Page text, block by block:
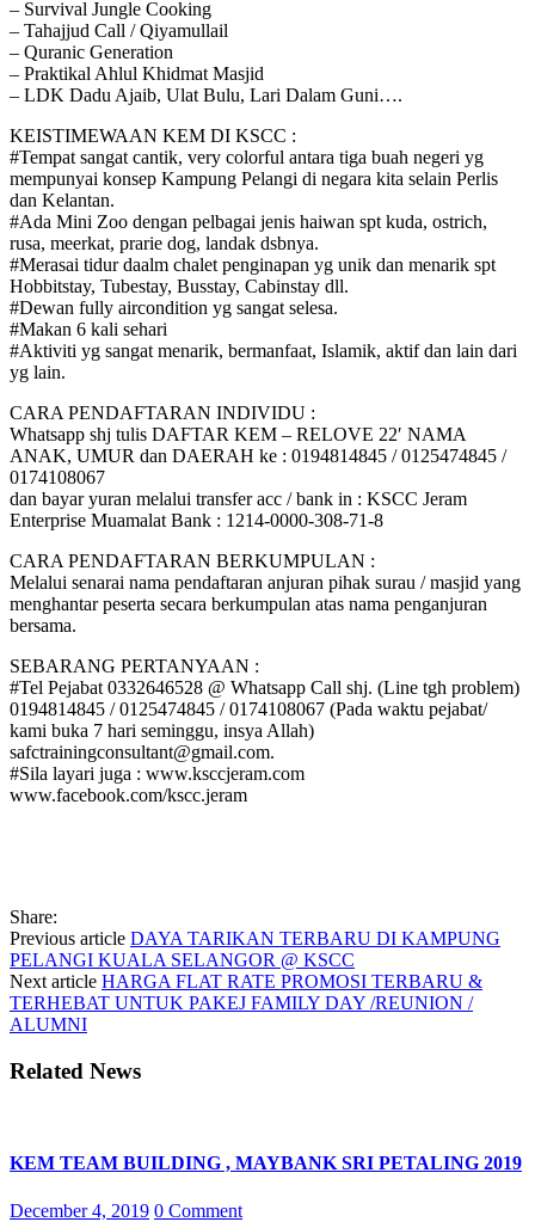
– Survival Jungle Cooking
– Tahajjud Call / Qiyamullail
– Quranic Generation
– Praktikal Ahlul Khidmat Masjid
– LDK Dadu Ajaib, Ulat Bulu, Lari Dalam Guni….
KEISTIMEWAAN KEM DI KSCC :
#Tempat sangat cantik, very colorful antara tiga buah negeri yg
mempunyai konsep Kampung Pelangi di negara kita selain Perlis
dan Kelantan.
#Ada Mini Zoo dengan pelbagai jenis haiwan spt kuda, ostrich,
rusa, meerkat, prarie dog, landak dsbnya.
#Merasai tidur daalm chalet penginapan yg unik dan menarik spt
Hobbitstay, Tubestay, Busstay, Cabinstay dll.
#Dewan fully aircondition yg sangat selesa.
#Makan 6 kali sehari
#Aktiviti yg sangat menarik, bermanfaat, Islamik, aktif dan lain dari
yg lain.
CARA PENDAFTARAN INDIVIDU :
Whatsapp shj tulis DAFTAR KEM – RELOVE 22′ NAMA
ANAK, UMUR dan DAERAH ke : 0194814845 / 0125474845 /
0174108067
dan bayar yuran melalui transfer acc / bank in : KSCC Jeram
Enterprise Muamalat Bank : 1214-0000-308-71-8
CARA PENDAFTARAN BERKUMPULAN :
Melalui senarai nama pendaftaran anjuran pihak surau / masjid yang
menghantar peserta secara berkumpulan atas nama penganjuran
bersama.
SEBARANG PERTANYAAN :
#Tel Pejabat 0332646528 @ Whatsapp Call shj. (Line tgh problem)
0194814845 / 0125474845 / 0174108067 (Pada waktu pejabat/
kami buka 7 hari seminggu, insya Allah)
safctrainingconsultant@gmail.com.
#Sila layari juga : www.ksccjeram.com
www.facebook.com/kscc.jeram
Share:
Previous article DAYA TARIKAN TERBARU DI KAMPUNG
PELANGI KUALA SELANGOR @ KSCC
Next article HARGA FLAT RATE PROMOSI TERBARU &
TERHEBAT UNTUK PAKEJ FAMILY DAY /REUNION /
ALUMNI
Related News
KEM TEAM BUILDING , MAYBANK SRI PETALING 2019
December 4, 2019 0 Comment